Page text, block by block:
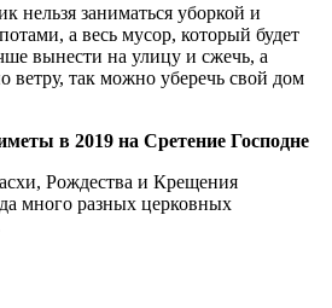
нельзя заниматься уборкой и
а весь мусор, который будет
вынести на улицу и сжечь, а
ветру, так можно уберечь свой дом
в 2019 на Сретение Господне
Рождества и Крещения
много разных церковных